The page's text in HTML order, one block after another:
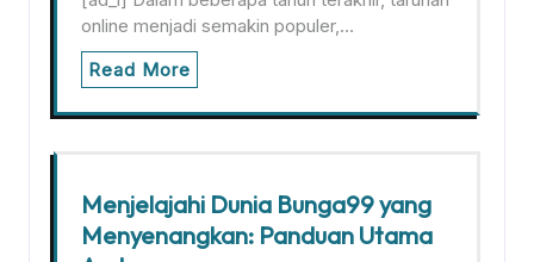
online menjadi semakin populer,…
Read More
Menjelajahi Dunia Bunga99 yang
Menyenangkan: Panduan Utama